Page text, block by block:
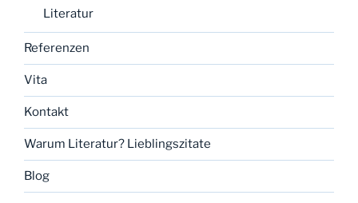
Literatur
Referenzen
Vita
Kontakt
Warum Literatur? Lieblingszitate
Blog